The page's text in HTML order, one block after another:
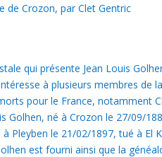
de Crozon, par Clet Gentric
qui présente Jean Louis
à plusieurs membres
pour le France, notamment
Golhen, né à Crozon le 27/09/
Pleyben le 21/02/1897, tué à El
est fourni ainsi que la